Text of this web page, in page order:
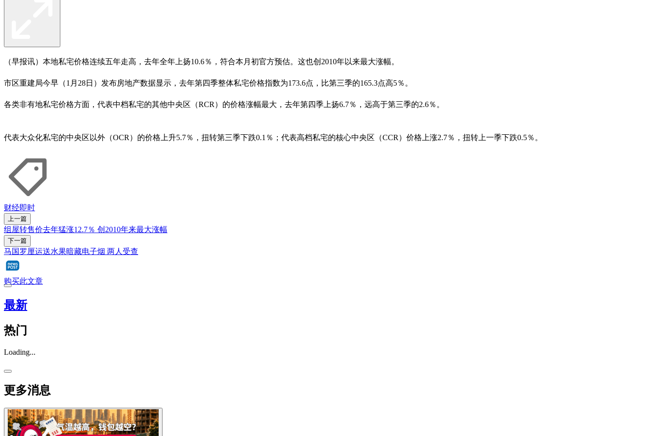
（早报讯）本地私宅价格连续五年走高，去年全年上扬10.6％，符合本月初官方预估。这也创2010年以来最大涨幅。
市区重建局今早（1月28日）发布房地产数据显示，去年第四季整体私宅价格指数为173.6点，比第三季的165.3点高5％。
各类非有地私宅价格方面，代表中档私宅的其他中央区（RCR）的价格涨幅最大，去年第四季上扬6.7％，远高于第三季的2.6％。
代表大众化私宅的中央区以外（OCR）的价格上升5.7％，扭转第三季下跌0.1％；代表高档私宅的核心中央区（CCR）价格上涨2.7％，扭转上一季下跌0.5％。
财经即时
上一篇
组屋转售价去年猛涨12.7％ 创2010年来最大涨幅
下一篇
马国罗厘运送水果暗藏电子烟 两人受查
购买此文章
最新
热门
Loading...
更多消息